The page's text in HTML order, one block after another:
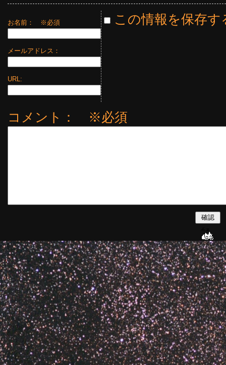
お名前： ※必須
メールアドレス：
URL:
この情報を保存す
コメント： ※必須